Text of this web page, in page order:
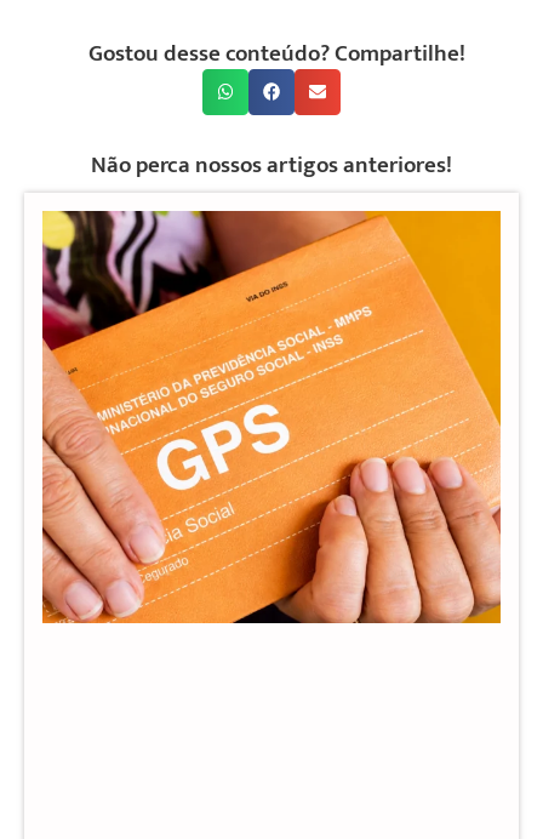
Gostou desse conteúdo? Compartilhe!
Não perca nossos artigos anteriores!